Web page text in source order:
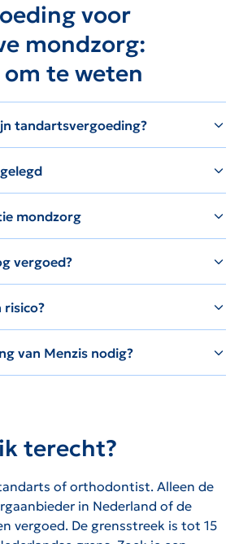
voor
mondzorg:
te weten
tandartsvergoeding?
mondzorg
vergoed?
risico?
van Menzis nodig?
terecht?
of orthodontist. Alleen de
in Nederland of de
vergoed. De grensstreek is tot 15